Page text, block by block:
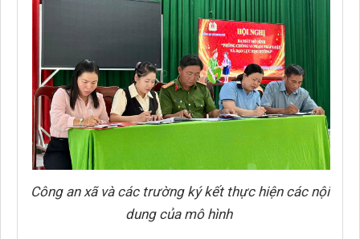
Công an xã và các trường ký kết thực hiện các nội
dung của mô hình